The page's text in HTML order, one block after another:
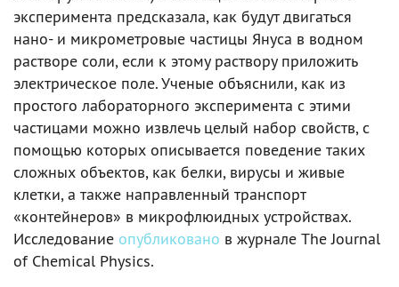
эксперимента предсказала, как будут двигаться
нано- и микрометровые частицы Януса в водном
растворе соли, если к этому раствору приложить
электрическое поле. Ученые объяснили, как из
простого лабораторного эксперимента с этими
частицами можно извлечь целый набор свойств, с
помощью которых описывается поведение таких
сложных объектов, как белки, вирусы и живые
клетки, а также направленный транспорт
«контейнеров» в микрофлюидных устройствах.
Исследование опубликовано в журнале The Journal
of Chemical Physics.